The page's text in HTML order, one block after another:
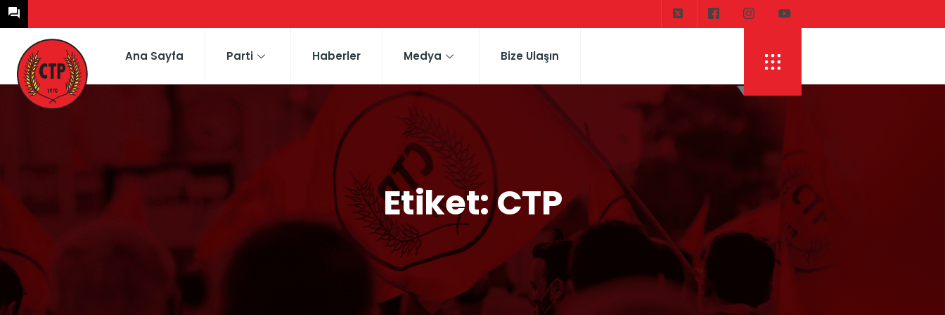
Ana Sayfa Parti Haberler Medya Bize Ulaşın
Etiket:CTP